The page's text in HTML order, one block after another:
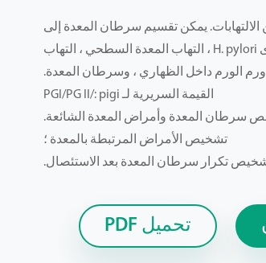
يمكن تقسيم سرطان المعدة إلى
خمسة أجزاء ، مخاطية المعدة الطبيعية ، عدوى H. pylori ، التهاب المعدة السطحي ، التهاب
ورم الورم داخل الظهاري ، وسرطان المعدة.
القيمة السريرية لـ PGI/PG II/: pigi
سرطان المعدة وأمراض المعدة الشائعة.
تشخيص الأمراض المرتبطة بالمعدة ؛
تكرار سرطان المعدة بعد الاستئصال.
تحميل PDF